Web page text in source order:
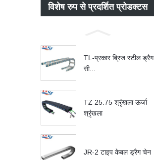
विशेष रुप से प्रदर्शित प्रोडक्टस
TL-प्रकार ब्रिज स्टील ड्रैग
सी...
TZ 25.75 श्रृंखला ऊर्जा
श्रृंखला
JR-2 टाइप केबल ड्रैग चेन